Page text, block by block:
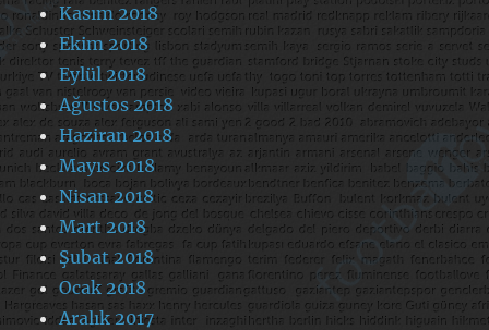
Kasım 2018
Ekim 2018
Eylül 2018
Ağustos 2018
Haziran 2018
Mayıs 2018
Nisan 2018
Mart 2018
Şubat 2018
Ocak 2018
Aralık 2017